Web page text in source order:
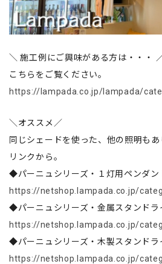
＼ 施工例にご興味がある方は・・・
こちらをご覧ください。
https://lampada.co.jp/lampada/
＼オススメ／
同じシェードを使った、他の照明も
リンクから。
◆パーニュシリーズ・１灯用ペンダン
https://netshop.lampada.co.jp/
◆パーニュシリーズ・金属スタンドラ
https://netshop.lampada.co.jp/
◆パーニュシリーズ・木製スタンドラ
https://netshop.lampada.co.jp/